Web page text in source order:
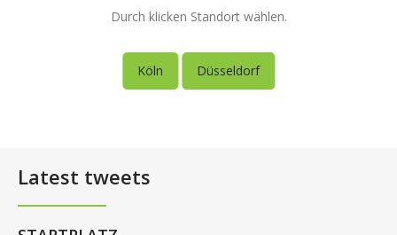
Durch klicken Standort wählen.
Köln Düsseldorf
Latest tweets